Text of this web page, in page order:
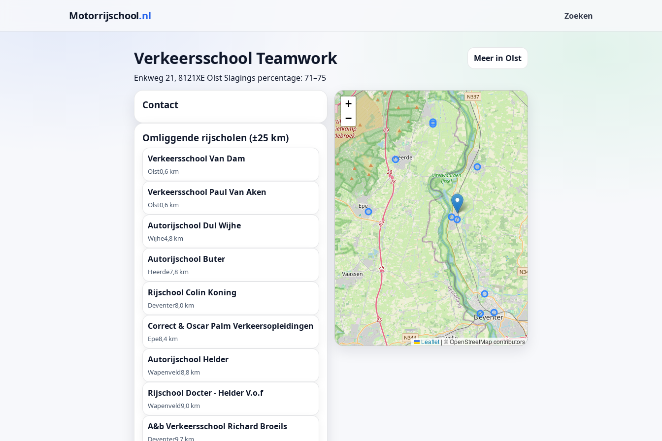
Motorrijschool.nl Zoeken
Verkeersschool Teamwork
Enkweg 21, 8121XE OlstSlagings percentage: 71–75
Meer in Olst
Contact
Omliggende rijscholen (±25 km)
Verkeersschool Van Dam
Olst0,6 km
Verkeersschool Paul Van Aken
Olst0,6 km
Autorijschool Dul Wijhe
Wijhe4,8 km
Autorijschool Buter
Heerde7,8 km
Rijschool Colin Koning
Deventer8,0 km
Correct & Oscar Palm Verkeersopleidingen
Epe8,4 km
Autorijschool Helder
Wapenveld8,8 km
Rijschool Docter - Helder V.o.f
Wapenveld9,0 km
A&b Verkeersschool Richard Broeils
Deventer9,7 km
+
−
Leaflet |© OpenStreetMap contributors